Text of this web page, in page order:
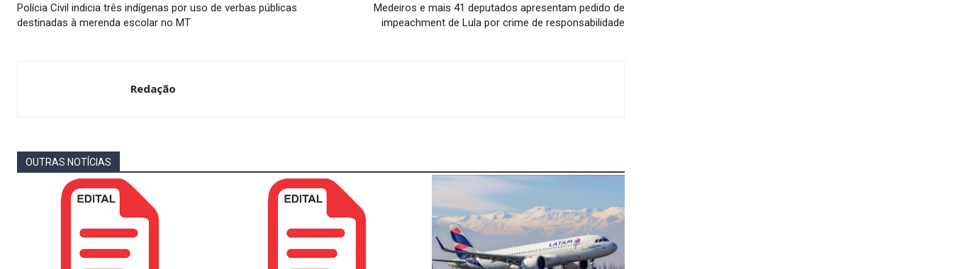
Polícia Civil indicia três indígenas por uso de verbas públicas
destinadas à merenda escolar no MT
Medeiros e mais 41 deputados apresentam pedido de
impeachment de Lula por crime de responsabilidade
Redação
OUTRAS NOTÍCIAS